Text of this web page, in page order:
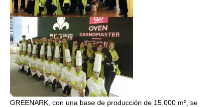
GREENARK, con una base de producción de 15.000 m², se